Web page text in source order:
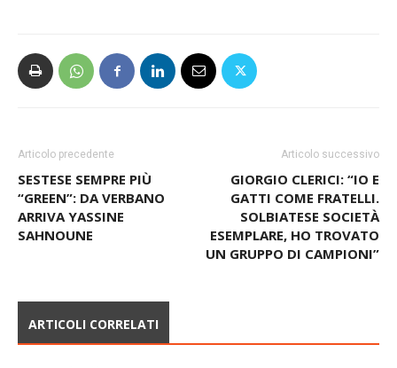
Articolo precedente
SESTESE SEMPRE PIÙ
“GREEN”: DA VERBANO
ARRIVA YASSINE
SAHNOUNE
Articolo successivo
GIORGIO CLERICI: “IO E
GATTI COME FRATELLI.
SOLBIATESE SOCIETÀ
ESEMPLARE, HO TROVATO
UN GRUPPO DI CAMPIONI”
ARTICOLI CORRELATI